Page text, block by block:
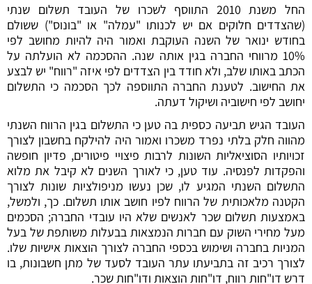
החל משנת 2010 התווסף לשכרו של העובד תשלום שנתי
(שהצדדים חלוקים אם יש לכנותו "עמלה" או "בונוס") ששולם
בחודש ינואר של השנה העוקבת ואמור היה להיות מחושב לפי
10% מרווחי החברה בגין אותה שנה. ההסכמה לא הועלתה על
הכתב באותו שלב, ולא חודד בין הצדדים לפי איזה "רווח" יש לבצע
את החישוב. לטענת החברה התווספה לכך הסכמה כי התשלום
יחושב לפי חישוביה ושיקול דעתה.
העובד הגיש תביעה כספית בה טען כי התשלום בגין הרווח השנתי
מהווה חלק בלתי נפרד משכרו ואמור היה להילקח בחשבון לצורך
זכויותיו הסוציאליות השונות לרבות פיצויי פיטורים, פדיון חופשה
והפקדות לפנסיה. עוד טען, כי לאורך השנים לא קיבל את מלוא
התשלום השנתי המגיע לו, שכן נעשו מניפולציות שונות לצורך
הקטנה מלאכותית של הרווח לפיו חושב אותו תשלום. כך, ולמשל,
באמצעות תשלום שכר לאנשים שלא היו עובדי החברה; הסכמים
מעל מחירי השוק עם חברות הנמצאות בבעלות משותפת של בעל
המניות בחברה ושימוש בכספי החברה לצורך הוצאות אישיות שלו.
לצורך רכיב זה בתביעתו עתר העובד לסעד של מתן חשבונות, בו
דרש דו"חות רווח, דו"חות הוצאות ודו"חות שכר.